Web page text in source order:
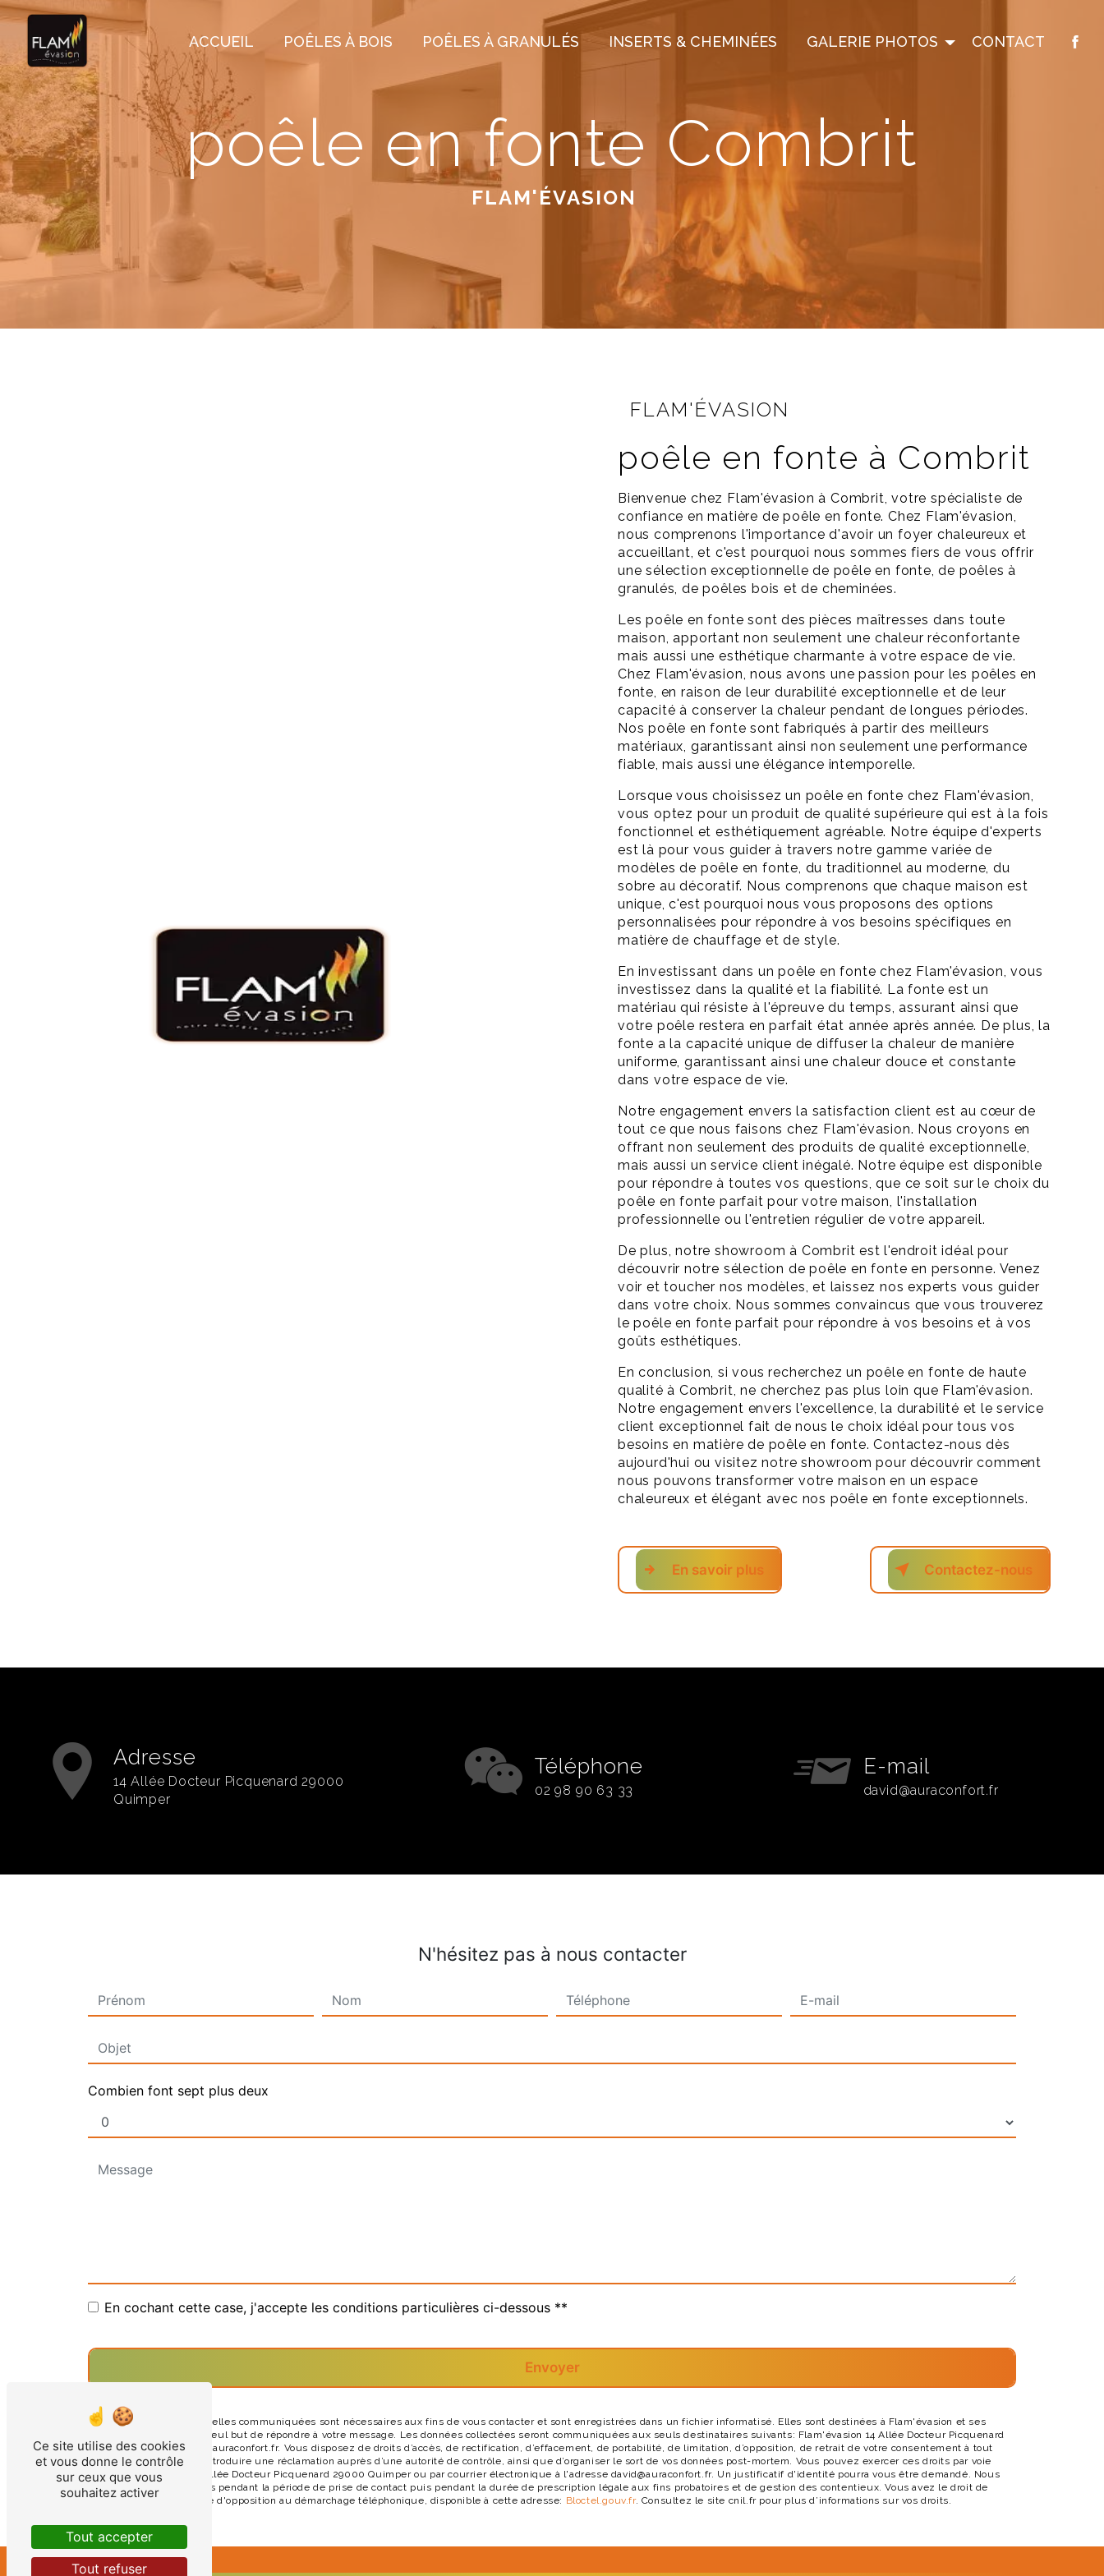
ACCUEIL POÊLES À BOIS POÊLES À GRANULÉS INSERTS & CHEMINÉES GALERIE PHOTOS CONTACT
poêle en fonte Combrit
FLAM'ÉVASION
FLAM'ÉVASION
poêle en fonte à Combrit
Bienvenue chez Flam'évasion à Combrit, votre spécialiste de
confiance en matière de poêle en fonte. Chez Flam'évasion,
nous comprenons l'importance d'avoir un foyer chaleureux et
accueillant, et c'est pourquoi nous sommes fiers de vous offrir
une sélection exceptionnelle de poêle en fonte, de poêles à
granulés, de poêles bois et de cheminées.
Les poêle en fonte sont des pièces maîtresses dans toute
maison, apportant non seulement une chaleur réconfortante
mais aussi une esthétique charmante à votre espace de vie.
Chez Flam'évasion, nous avons une passion pour les poêles en
fonte, en raison de leur durabilité exceptionnelle et de leur
capacité à conserver la chaleur pendant de longues périodes.
Nos poêle en fonte sont fabriqués à partir des meilleurs
matériaux, garantissant ainsi non seulement une performance
fiable, mais aussi une élégance intemporelle.
Lorsque vous choisissez un poêle en fonte chez Flam'évasion,
vous optez pour un produit de qualité supérieure qui est à la fois
fonctionnel et esthétiquement agréable. Notre équipe d'experts
est là pour vous guider à travers notre gamme variée de
modèles de poêle en fonte, du traditionnel au moderne, du
sobre au décoratif. Nous comprenons que chaque maison est
unique, c'est pourquoi nous vous proposons des options
personnalisées pour répondre à vos besoins spécifiques en
matière de chauffage et de style.
En investissant dans un poêle en fonte chez Flam'évasion, vous
investissez dans la qualité et la fiabilité. La fonte est un
matériau qui résiste à l'épreuve du temps, assurant ainsi que
votre poêle restera en parfait état année après année. De plus, la
fonte a la capacité unique de diffuser la chaleur de manière
uniforme, garantissant ainsi une chaleur douce et constante
dans votre espace de vie.
Notre engagement envers la satisfaction client est au cœur de
tout ce que nous faisons chez Flam'évasion. Nous croyons en
offrant non seulement des produits de qualité exceptionnelle,
mais aussi un service client inégalé. Notre équipe est disponible
pour répondre à toutes vos questions, que ce soit sur le choix du
poêle en fonte parfait pour votre maison, l'installation
professionnelle ou l'entretien régulier de votre appareil.
De plus, notre showroom à Combrit est l'endroit idéal pour
découvrir notre sélection de poêle en fonte en personne. Venez
voir et toucher nos modèles, et laissez nos experts vous guider
dans votre choix. Nous sommes convaincus que vous trouverez
le poêle en fonte parfait pour répondre à vos besoins et à vos
goûts esthétiques.
En conclusion, si vous recherchez un poêle en fonte de haute
qualité à Combrit, ne cherchez pas plus loin que Flam'évasion.
Notre engagement envers l'excellence, la durabilité et le service
client exceptionnel fait de nous le choix idéal pour tous vos
besoins en matière de poêle en fonte. Contactez-nous dès
aujourd'hui ou visitez notre showroom pour découvrir comment
nous pouvons transformer votre maison en un espace
chaleureux et élégant avec nos poêle en fonte exceptionnels.
En savoir plus Contactez-nous
Adresse
14 Allée Docteur Picquenard 29000
Quimper
Téléphone
02 98 90 63 33
E-mail
david@auraconfort.fr
N'hésitez pas à nous contacter
Combien font sept plus deux
En cochant cette case, j'accepte les conditions particulières ci-dessous **
Envoyer
** Les données personnelles communiquées sont nécessaires aux fins de vous contacter et sont enregistrées dans un fichier informatisé. Elles sont destinées à Flam'évasion et ses
sous-traitants dans le seul but de répondre à votre message. Les données collectées seront communiquées aux seuls destinataires suivants: Flam'évasion 14 Allée Docteur Picquenard
29000 Quimper david@auraconfort.fr. Vous disposez de droits d’accès, de rectification, d’effacement, de portabilité, de limitation, d’opposition, de retrait de votre consentement à tout
moment et du droit d’introduire une réclamation auprès d’une autorité de contrôle, ainsi que d’organiser le sort de vos données post-mortem. Vous pouvez exercer ces droits par voie
postale à l'adresse 14 Allée Docteur Picquenard 29000 Quimper ou par courrier électronique à l'adresse david@auraconfort.fr. Un justificatif d'identité pourra vous être demandé. Nous
conservons vos données pendant la période de prise de contact puis pendant la durée de prescription légale aux fins probatoires et de gestion des contentieux. Vous avez le droit de
vous inscrire sur la liste d'opposition au démarchage téléphonique, disponible à cette adresse: Bloctel.gouv.fr. Consultez le site cnil.fr pour plus d’informations sur vos droits.
Panneau de gestion des cookies
Ce site utilise des cookies
et vous donne le contrôle
sur ceux que vous
souhaitez activer
Tout accepter
Tout refuser